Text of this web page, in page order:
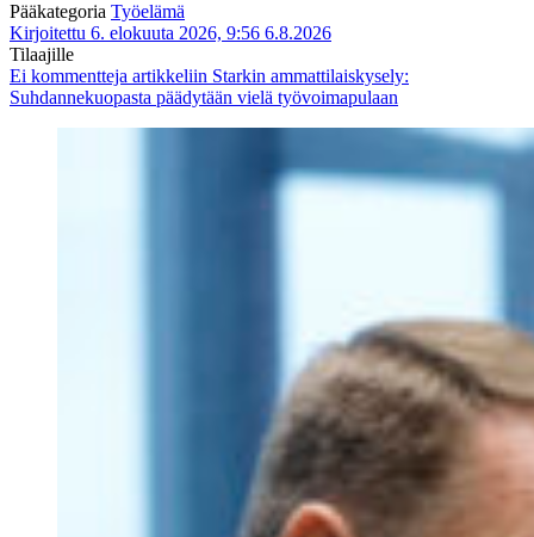
Pääkategoria Työelämä
Kirjoitettu 6. elokuuta 2026, 9:56 6.8.2026
Tilaajille
Ei kommentteja artikkeliin Starkin ammattilaiskysely:
Suhdannekuopasta päädytään vielä työvoimapulaan